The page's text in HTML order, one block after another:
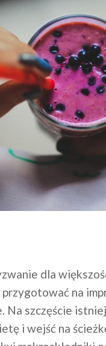
dla
na
Na szczęście
i wejść na